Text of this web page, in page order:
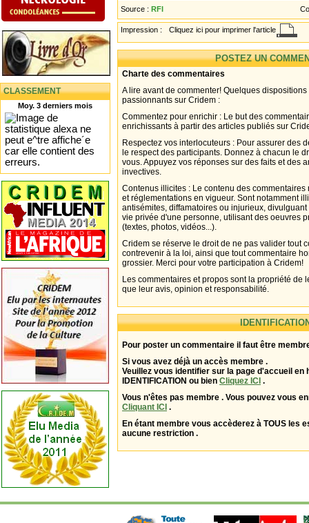
CLASSEMENT
Moy. 3 derniers mois
Source : RFI
Impression : Cliquez ici pour imprimer l'article
POSTEZ UN
Charte des commentaires
A lire avant de commenter! Quelques
passionnants sur Cridem :
Commentez pour enrichir : Le but des
enrichissants à partir des articles publiés sur
Respectez vos interlocuteurs : Pour assurer des
le respect des participants. Donnez à chacun le
vous. Appuyez vos réponses sur des faits et des
invectives.
Contenus illicites : Le contenu des
et réglementations en vigueur. Sont notamment
antisémites, diffamatoires ou injurieux,
vie privée d'une personne, utilisant des oeuvres
(textes, photos, vidéos...).
Cridem se réserve le droit de ne pas valider tout
contrevenir à la loi, ainsi que tout commentaire
grossier. Merci pour votre participation à Cridem!
Les commentaires et propos sont la propriété de
que leur avis, opinion et responsabilité.
Pour poster un commentaire il faut être
Si vous avez déjà un accès membre .
Veuillez vous identifier sur la page d'accueil en
IDENTIFICATION ou bien Cliquez ICI .
Vous n'êtes pas membre . Vous pouvez vous
Cliquant ICI .
En étant membre vous accèderez à TOUS les
aucune restriction .